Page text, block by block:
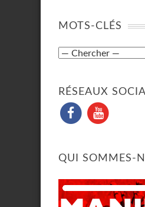
MOTS-CLÉS
RÉSEAUX
QUI SOMMES-